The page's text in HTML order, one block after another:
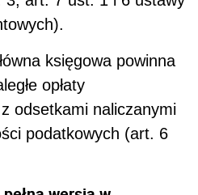
księgowa powinna
opłaty
odsetkami naliczanymi
podatkowych (art. 6